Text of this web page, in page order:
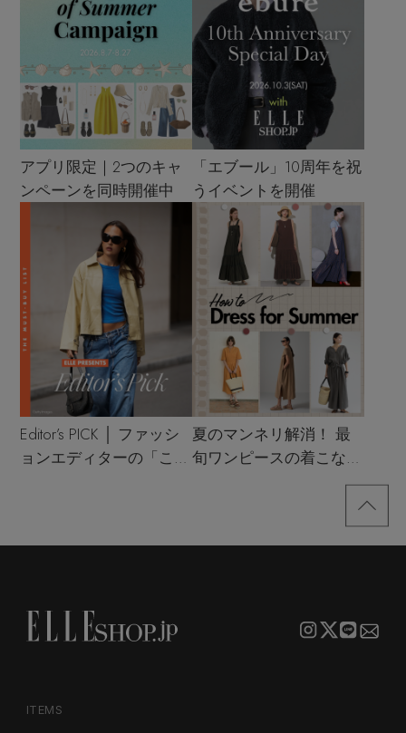
アプリ限定｜2つのキャ
ンペーンを同時開催中
「エブール」10周年を祝
うイベントを開催
Editor’s PICK │ ファッシ
ョンエディターの「これ
夏のマンネリ解消！ 最
旬ワンピースの着こなし
ITEMS